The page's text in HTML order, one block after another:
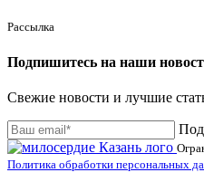
Рассылка
Подпишитесь на наши
Свежие новости и лучшие
Политика обработки персональных